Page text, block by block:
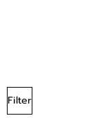
Filter